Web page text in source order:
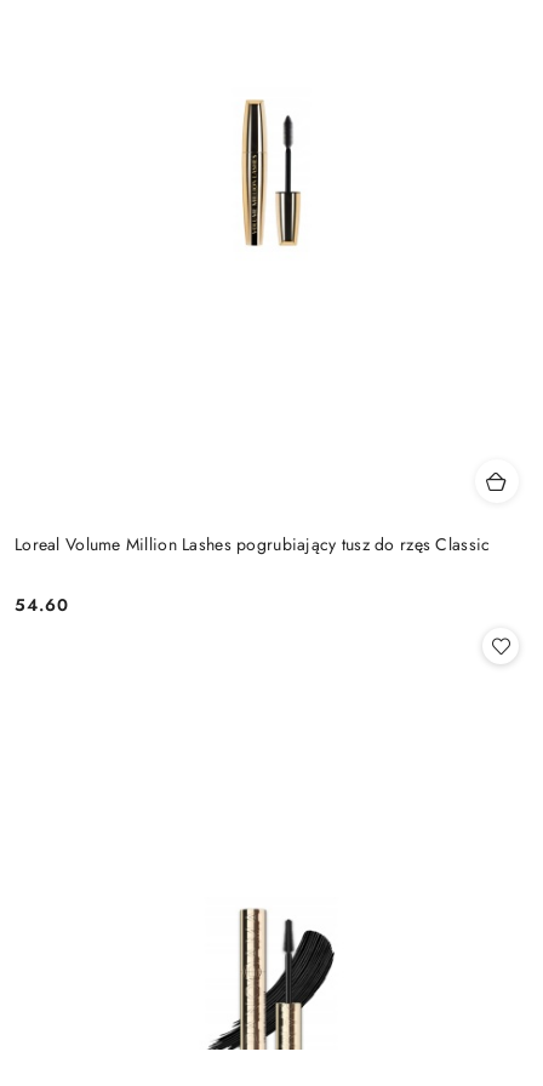
Loreal Volume Million Lashes pogrubiający tusz do rzęs Classic
Cena:
54.60